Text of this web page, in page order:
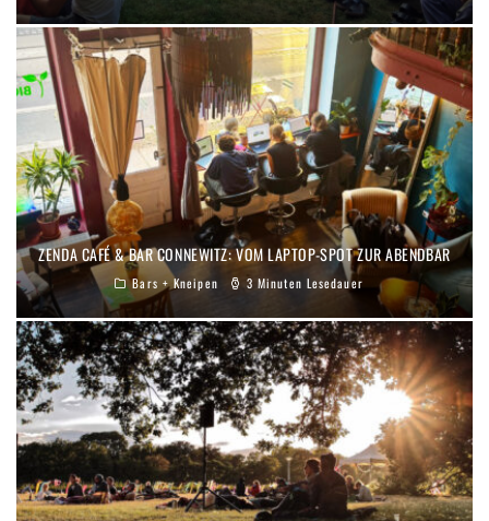
ZENDA CAFÉ & BAR CONNEWITZ: VOM LAPTOP-SPOT ZUR ABENDBAR
Bars + Kneipen 3 Minuten Lesedauer